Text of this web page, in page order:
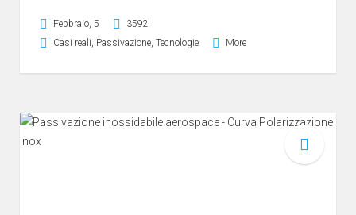
Febbraio, 5
3592
Casi reali Passivazione Tecnologie More